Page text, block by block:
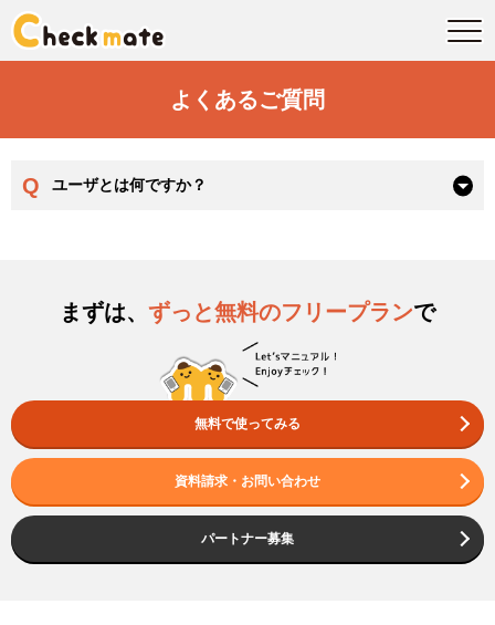
よくあるご質問
Q ユーザとは何ですか？
まずは、 ずっと無料のフリープランで
無料で使ってみる
資料請求・お問い合わせ
パートナー募集